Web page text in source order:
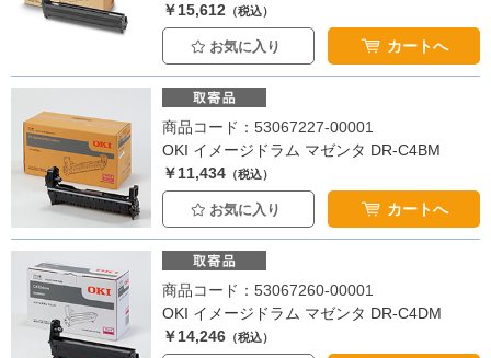
￥15,612 （税込）
お気に入り カートへ
商品コード：53067227-00001
OKI イメージドラム マゼンタ DR-C4BM
￥11,434 （税込）
お気に入り カートへ
商品コード：53067260-00001
OKI イメージドラム マゼンタ DR-C4DM
￥14,246 （税込）